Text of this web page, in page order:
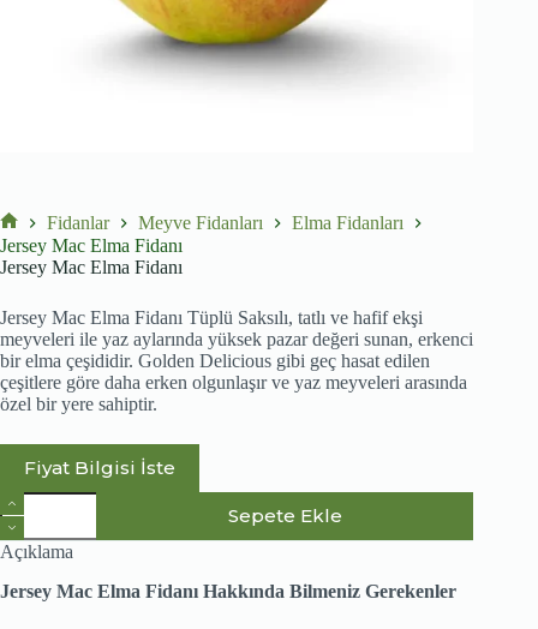
No
title
Fidanlar Meyve Fidanları
Elma Fidanları
Jersey Mac Elma Fidanı
Jersey Mac Elma Fidanı
Jersey Mac Elma Fidanı Tüplü Saksılı, tatlı ve hafif ekşi
meyveleri ile yaz aylarında yüksek pazar değeri sunan, erkenci
bir elma çeşididir. Golden Delicious gibi geç hasat edilen
çeşitlere göre daha erken olgunlaşır ve yaz meyveleri arasında
özel bir yere sahiptir.
Fiyat Bilgisi İste
Jersey
Mac
Elma
Fidanı
adet
Sepete Ekle
Açıklama
Jersey Mac Elma Fidanı Hakkında Bilmeniz Gerekenler